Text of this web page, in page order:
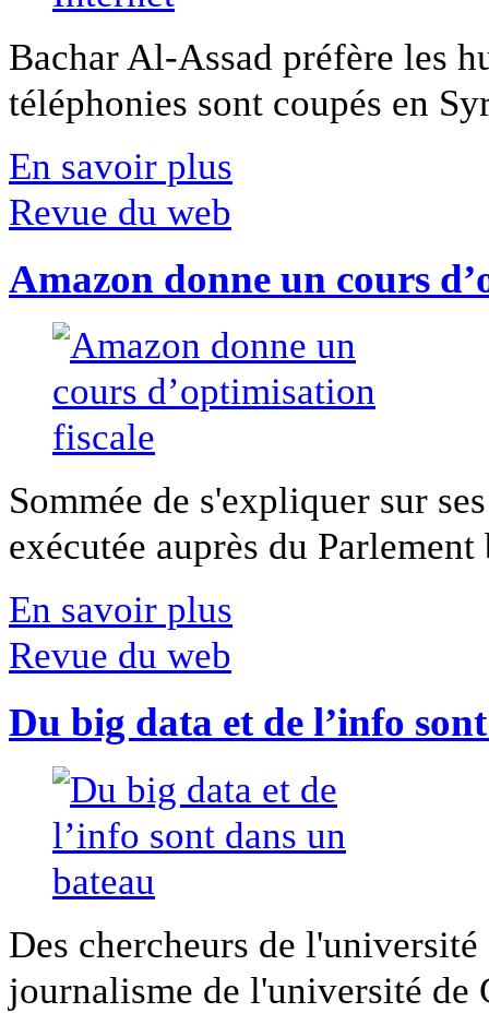
Bachar Al-Assad préfère les
téléphonies sont coupés en
En savoir plus
Revue du web
Amazon donne un cours
Sommée de s'expliquer sur
exécutée auprès du
En savoir plus
Revue du web
Du big data et de l’info
Des chercheurs de
journalisme de l'université